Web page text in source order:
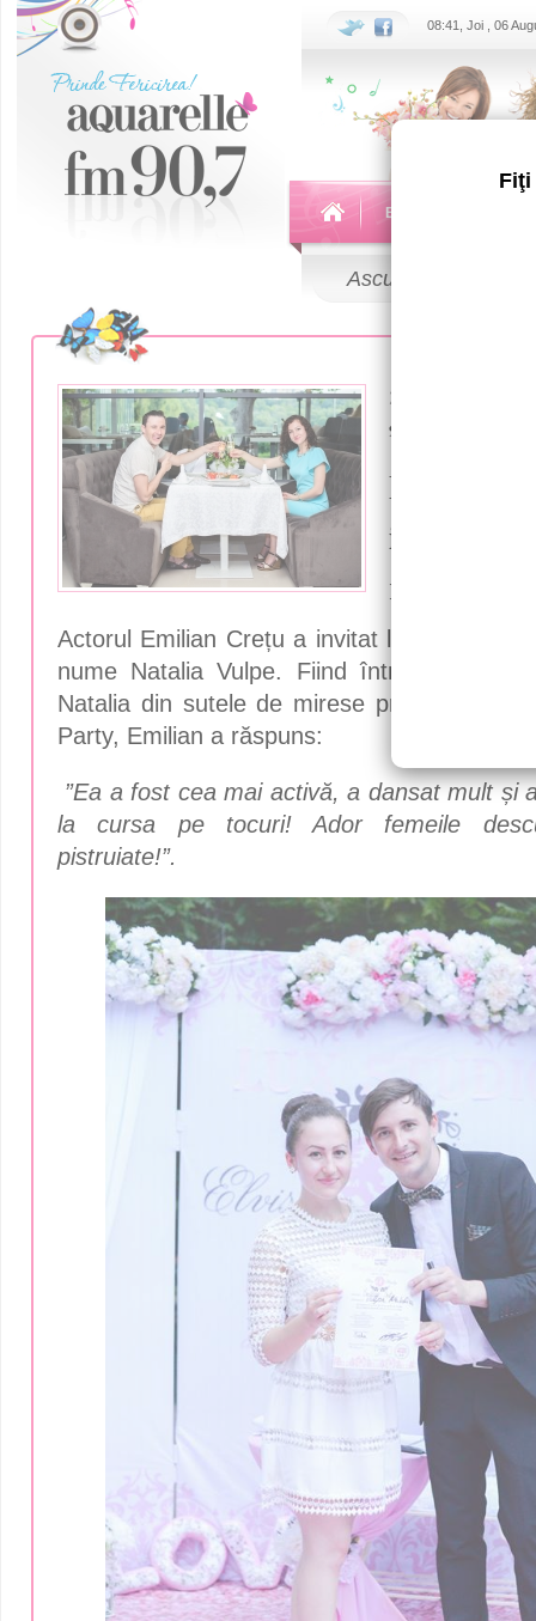
Fiţi
08:41, Joi , 06
Echipa
Ascultă
23 Iunie 2016
”Mirele
Paradei
invitat
Actorul Emilian Crețu a invitat la o cină
nume Natalia Vulpe. Fiind întrebat de ce
Natalia din sutele de mirese prezente la
Party, Emilian a răspuns:
”Ea a fost cea mai activă, a dansat mult și
la cursa pe tocuri! Ador femeile
pistruiate!”.